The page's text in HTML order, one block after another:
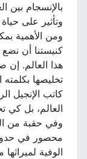
بالإنسجام بين
وتأثير على حياة
ومن الأهمية
كنيستنا أن نضع
هذا العالم. إن
تخليصها بكلمته
كاتب الإنجيل
العالم، بل كي
وفي حقبة من
محصور في حدود
الوفية